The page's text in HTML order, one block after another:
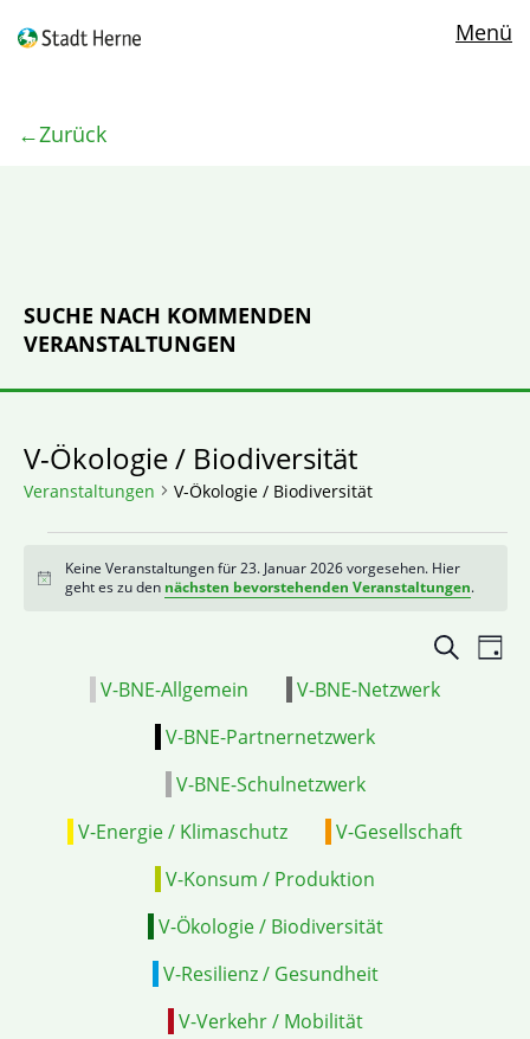
Zurück
Menü
SUCHE NACH KOMMENDEN
VERANSTALTUNGEN
V-Ökologie / Biodiversität
Veranstaltungen V-Ökologie / Biodiversität
Hinweis
Keine Veranstaltungen für 23. Januar 2026 vorgesehen. Hier
geht es zu den nächsten bevorstehenden Veranstaltungen.
und
SucheTag
V-BNE-Allgemein
V-BNE-Netzwerk
V-BNE-Partnernetzwerk
V-BNE-Schulnetzwerk
V-Energie / Klimaschutz
V-Gesellschaft
V-Konsum / Produktion
V-Ökologie / Biodiversität
V-Resilienz / Gesundheit
V-Verkehr / Mobilität